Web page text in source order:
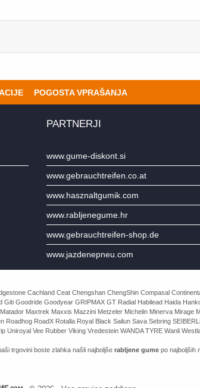
POGOSTA VPRAŠANJA
PARTNERJI
www.gume-diskont.si
www.gebrauchtreifen.co.at
www.hasznaltgumik.com
www.rabljenegume.hr
www.gebrauchtreifen-shop.de
www.jazdenepneu.com
Cachland Ceat Chengshan ChengShin Compasal
Goodride Goodyear GRIPMAX GT Radial Habilead Haida
Maxtrek Maxxis Mazzini Metzeler Michelin Minerva
RoadX Rotalla Royal Black Sailun Sava Sebring
Vee Rubber Viking Vredestein WANDA TYRE Wanli
trgovini boste zlahka našli najboljše rabljene gume po najboljših